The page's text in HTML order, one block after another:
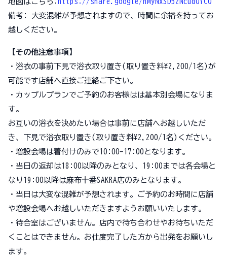
備考: 大変混雑が予想されますので、時間に余裕を持ってお
越しください。
【その他注意事項】
・浴衣の事前下見で浴衣取り置き(取り置き料¥2,200/1名)が
可能です店舗へ直接ご連絡ご下さい。
・カップルプランでご予約のお客様はは基本別会場になりま
す。
お互いの浴衣を決めたい場合は事前に店舗へお越しいただ
き、下見で浴衣取り置き(取り置き料¥2,200/1名)ください。
・増設会場は着付けのみで10:00-17:00となります。
・当日の返却は18:00以降のみとなり、19:00までは各会場と
なり19:00以降は麻布十番SAKRA店のみとなります。
・当日は大変な混雑が予想されます。ご予約のお時間に店舗
や増設会場へお越しいただきますようお願いいたします。
・待合室はございません。店内で待ち合わせやお待ちいただ
くことはできません。お仕度完了した方から出発をお願いし
ます。